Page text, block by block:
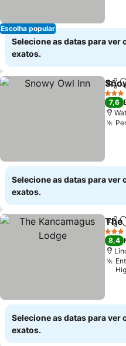
Escolha popular
Selecione as datas para ver
exatos.
3
7,6
Selecione as datas para ver
exatos.
The
3
8,4
Selecione as datas para ver
exatos.